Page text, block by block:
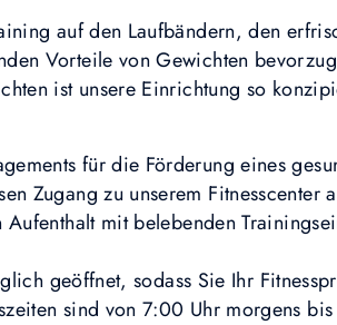
auf den Laufbändern, den
Vorteile von Gewichten
ist unsere Einrichtung so
für die Förderung eines
Zugang zu unserem
mit belebenden
geöffnet, sodass Sie Ihr
sind von 7:00 Uhr morgens